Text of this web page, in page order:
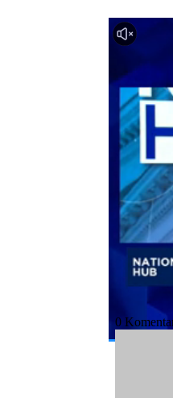
Jakarta,
menjadi
Hub
Bagikan:
#bekasi